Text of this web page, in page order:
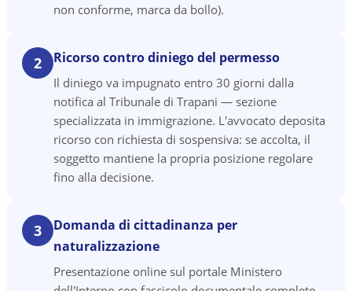
non conforme, marca da bollo).
2 Ricorso contro diniego del permesso
Il diniego va impugnato entro 30 giorni dalla
notifica al Tribunale di Trapani — sezione
specializzata in immigrazione. L'avvocato deposita
ricorso con richiesta di sospensiva: se accolta, il
soggetto mantiene la propria posizione regolare
fino alla decisione.
3
Domanda di cittadinanza per
naturalizzazione
Presentazione online sul portale Ministero